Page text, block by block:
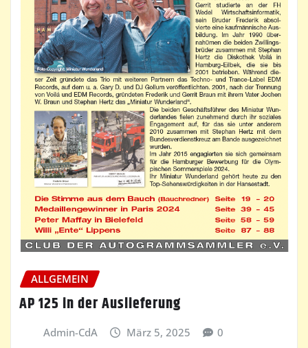
ALLGEMEIN
AP 125 in der Auslieferung
Admin-CdA März 5, 2025 0